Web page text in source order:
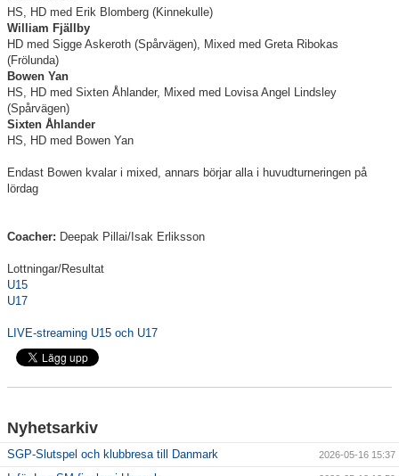
Täby International Para Badminton Camp august 5-9
HS, HD med Erik Blomberg (Kinnekulle)
William Fjällby
HD med Sigge Askeroth (Spårvägen), Mixed med Greta Ribokas
(Frölunda)
Bowen Yan
HS, HD med Sixten Åhlander, Mixed med Lovisa Angel Lindsley
(Spårvägen)
Sixten Åhlander
HS, HD med Bowen Yan
Endast Bowen kvalar i mixed, annars börjar alla i huvudturneringen på
lördag
Coacher: Deepak Pillai/Isak Erliksson
Lottningar/Resultat
U15
U17
LIVE-streaming U15 och U17
Nyhetsarkiv
SGP-Slutspel och klubbresa till Danmark 2026-05-16 15:37